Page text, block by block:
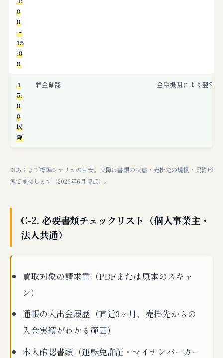
0
0
〜
15
:0
0
1
5:
0
0
以
降
着金確認 金融機関により翌営
※あくまで標準シナリオの目安。実際は書類の状態・売掛先の規模・契約形
態で前後します（2026年6月時点）。
C-2. 必要書類チェックリスト（個人事業主・
法人共通）
買取対象の請求書（PDFまたは原本のスキャ
ン）
通帳の入出金履歴（直近3ヶ月、売掛先からの
入金実績がわかる範囲）
本人確認書類（運転免許証・マイナンバーカー